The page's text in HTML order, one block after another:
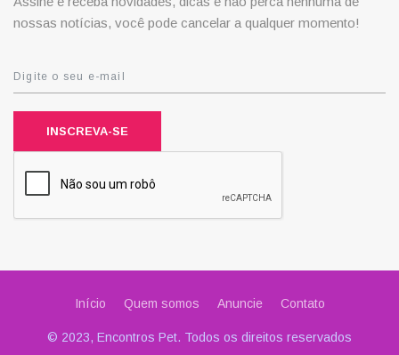
nossas notícias, você pode cancelar a qualquer momento!
INSCREVA-SE
Início Quem somos Anuncie Contato
© 2023, Encontros Pet. Todos os direitos reservados